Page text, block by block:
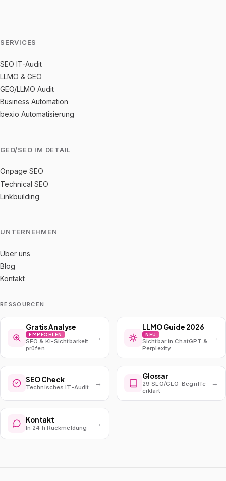
SERVICES
SEO IT-Audit
LLMO & GEO
GEO/LLMO Audit
Business Automation
bexio Automatisierung
GEO/SEO IM DETAIL
Onpage SEO
Technical SEO
Linkbuilding
UNTERNEHMEN
Über uns
Blog
Kontakt
RESSOURCEN
Gratis Analyse
EMPFOHLEN
SEO & KI-Sichtbarkeit
prüfen
→
LLMO Guide 2026
NEU
Sichtbar in ChatGPT &
Perplexity
→
SEO Check
Technisches IT-Audit →
Glossar
29 SEO/GEO-Begriffe
erklärt
→
Kontakt
In 24 h Rückmeldung →